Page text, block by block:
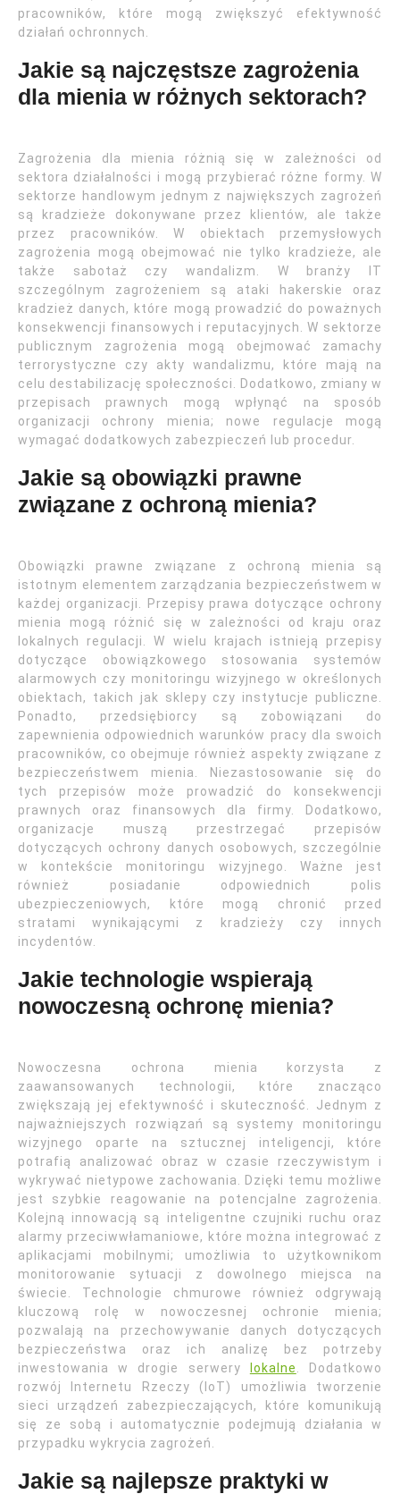
pracowników, które mogą zwiększyć efektywność
działań ochronnych.
Jakie są najczęstsze zagrożenia
dla mienia w różnych sektorach?
Zagrożenia dla mienia różnią się w zależności od
sektora działalności i mogą przybierać różne formy. W
sektorze handlowym jednym z największych zagrożeń
są kradzieże dokonywane przez klientów, ale także
przez pracowników. W obiektach przemysłowych
zagrożenia mogą obejmować nie tylko kradzieże, ale
także sabotaż czy wandalizm. W branży IT
szczególnym zagrożeniem są ataki hakerskie oraz
kradzież danych, które mogą prowadzić do poważnych
konsekwencji finansowych i reputacyjnych. W sektorze
publicznym zagrożenia mogą obejmować zamachy
terrorystyczne czy akty wandalizmu, które mają na
celu destabilizację społeczności. Dodatkowo, zmiany w
przepisach prawnych mogą wpłynąć na sposób
organizacji ochrony mienia; nowe regulacje mogą
wymagać dodatkowych zabezpieczeń lub procedur.
Jakie są obowiązki prawne
związane z ochroną mienia?
Obowiązki prawne związane z ochroną mienia są
istotnym elementem zarządzania bezpieczeństwem w
każdej organizacji. Przepisy prawa dotyczące ochrony
mienia mogą różnić się w zależności od kraju oraz
lokalnych regulacji. W wielu krajach istnieją przepisy
dotyczące obowiązkowego stosowania systemów
alarmowych czy monitoringu wizyjnego w określonych
obiektach, takich jak sklepy czy instytucje publiczne.
Ponadto, przedsiębiorcy są zobowiązani do
zapewnienia odpowiednich warunków pracy dla swoich
pracowników, co obejmuje również aspekty związane z
bezpieczeństwem mienia. Niezastosowanie się do
tych przepisów może prowadzić do konsekwencji
prawnych oraz finansowych dla firmy. Dodatkowo,
organizacje muszą przestrzegać przepisów
dotyczących ochrony danych osobowych, szczególnie
w kontekście monitoringu wizyjnego. Ważne jest
również posiadanie odpowiednich polis
ubezpieczeniowych, które mogą chronić przed
stratami wynikającymi z kradzieży czy innych
incydentów.
Jakie technologie wspierają
nowoczesną ochronę mienia?
Nowoczesna ochrona mienia korzysta z
zaawansowanych technologii, które znacząco
zwiększają jej efektywność i skuteczność. Jednym z
najważniejszych rozwiązań są systemy monitoringu
wizyjnego oparte na sztucznej inteligencji, które
potrafią analizować obraz w czasie rzeczywistym i
wykrywać nietypowe zachowania. Dzięki temu możliwe
jest szybkie reagowanie na potencjalne zagrożenia.
Kolejną innowacją są inteligentne czujniki ruchu oraz
alarmy przeciwwłamaniowe, które można integrować z
aplikacjami mobilnymi; umożliwia to użytkownikom
monitorowanie sytuacji z dowolnego miejsca na
świecie. Technologie chmurowe również odgrywają
kluczową rolę w nowoczesnej ochronie mienia;
pozwalają na przechowywanie danych dotyczących
bezpieczeństwa oraz ich analizę bez potrzeby
inwestowania w drogie serwery
lokalne
. Dodatkowo
rozwój Internetu Rzeczy (IoT) umożliwia tworzenie
sieci urządzeń zabezpieczających, które komunikują
się ze sobą i automatycznie podejmują działania w
przypadku wykrycia zagrożeń.
Jakie są najlepsze praktyki w